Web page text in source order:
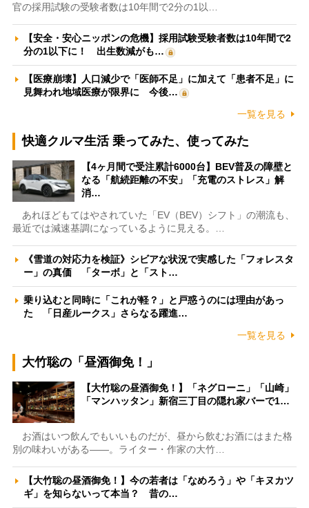
官の採用試験の受験者数は10年間で2分の1以…
【安全・安心ニッポンの危機】採用試験受験者数は10年間で2
分の1以下に！ 出生数減がも…
【医療崩壊】人口減少で「医師不足」に加えて「患者不足」に
見舞われ地域医療が限界に 今後…
一覧を見る
快適クルマ生活 乗ってみた、使ってみた
【4ヶ月間で受注累計6000台】BEV普及の障壁と
なる「航続距離の不安」「充電のストレス」解
消…
あれほどもてはやされていた「EV（BEV）シフト」の潮流も、
最近では減速基調になっているように見える。…
《雪道の対応力を検証》シビアな状況で実感した「フォレスタ
ー」の真価 「ターボ」と「スト…
乗り込むと同時に「これが軽？」と戸惑うのには理由があっ
た 「日産ルークス」さらなる躍進…
一覧を見る
大竹聡の「昼酒御免！」
【大竹聡の昼酒御免！】「ネグローニ」「山崎」
「マンハッタン」新宿三丁目の隠れ家バーで1…
お酒はいつ飲んでもいいものだが、昼から飲むお酒にはまた格
別の味わいがある――。ライター・作家の大竹…
【大竹聡の昼酒御免！】今の若者は「なめろう」や「キヌカツ
ギ」を知らないって本当？ 昔の…